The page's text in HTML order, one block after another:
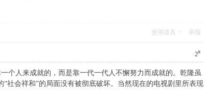
使用道具 举报
2#
来成就的，而是靠一代一代人不懈努力而成就的。乾隆虽
社会祥和”的局面没有被彻底破坏。当然现在的电视剧里所表现